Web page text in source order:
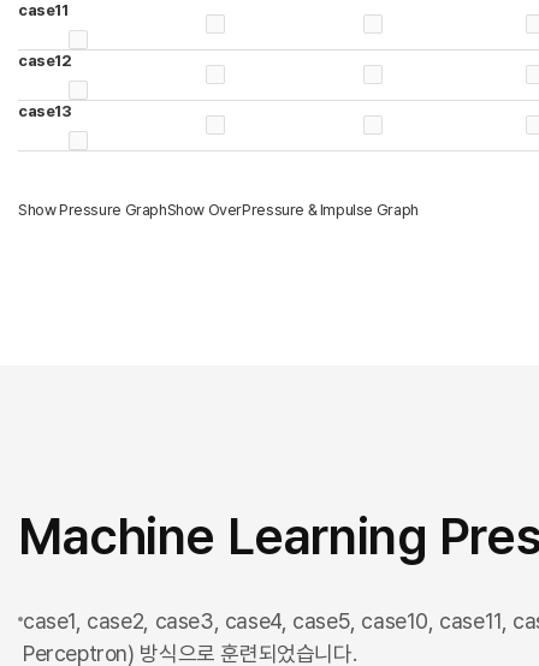
case11
case12
case13
Show Pressure GraphShow OverPressure & Impulse Graph
Machine Learning
case1, case2, case3, case4, case5, case10, case11,
Perceptron) 방식으로 훈련되었습니다.